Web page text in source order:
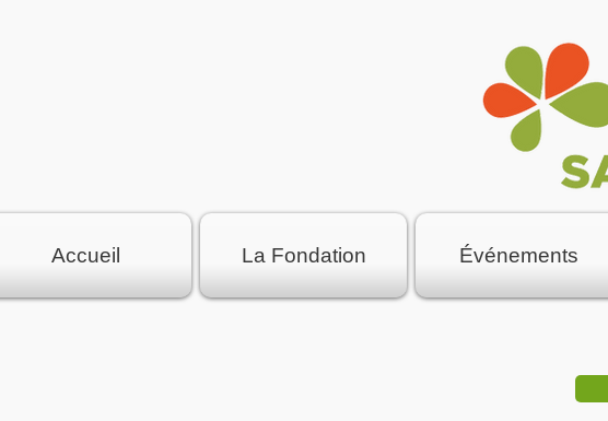
Accueil La Fondation Événements